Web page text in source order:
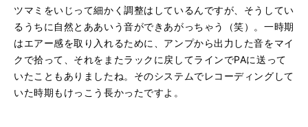
ツマミをいじって細かく調整はしているんですが、そうしてい
るうちに自然とああいう音ができあがっちゃう（笑）。一時期
はエアー感を取り入れるために、アンプから出力した音をマイ
クで拾って、それをまたラックに戻してラインでPAに送って
いたこともありましたね。そのシステムでレコーディングして
いた時期もけっこう長かったですよ。